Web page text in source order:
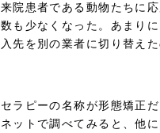
院患者である動物たちに
も少なくなった。あまり
先を別の業者に切り替え
ラピーの名称が形態矯正
ットで調べてみると、他